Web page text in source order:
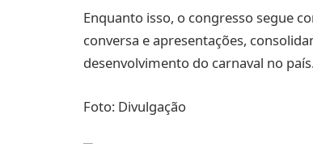
Enquanto isso, o congresso segue
conversa e apresentações,
desenvolvimento do carnaval no
Foto: Divulgação